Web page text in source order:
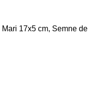
Mari 17x5 cm, Semne de